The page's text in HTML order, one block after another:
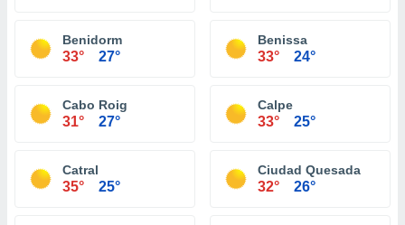
Benidorm
33° 27°
Benissa
33° 24°
Cabo Roig
31° 27°
Calpe
33° 25°
Catral
35° 25°
Ciudad Quesada
32° 26°